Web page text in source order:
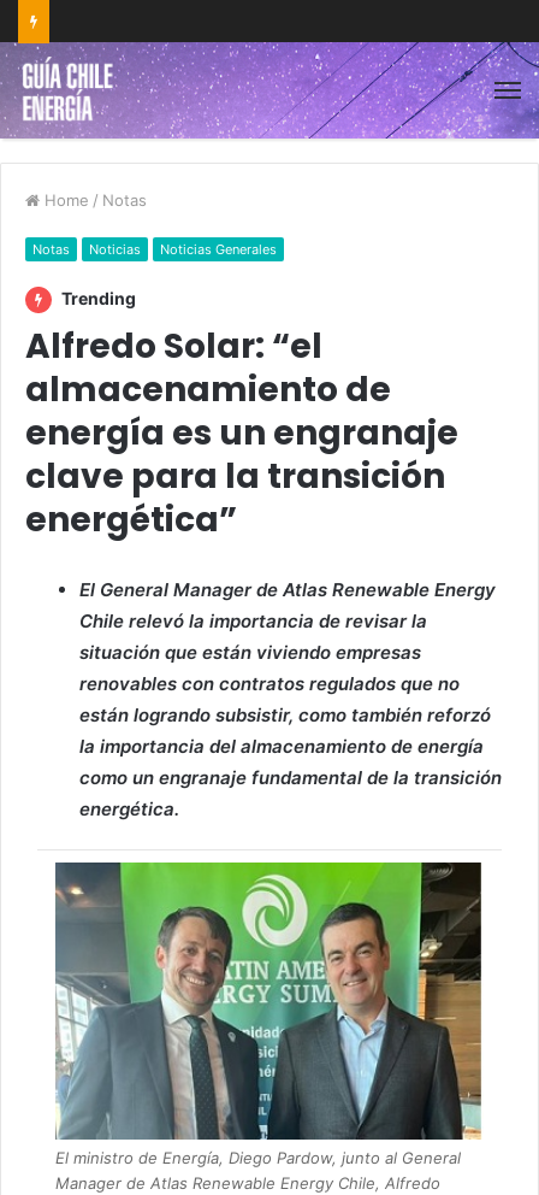
Home / Notas
Notas Noticias Noticias Generales
Trending
Alfredo Solar: “el
almacenamiento de
energía es un engranaje
clave para la transición
energética”
El General Manager de Atlas Renewable Energy
Chile relevó la importancia de revisar la
situación que están viviendo empresas
renovables con contratos regulados que no
están logrando subsistir, como también reforzó
la importancia del almacenamiento de energía
como un engranaje fundamental de la transición
energética.
El ministro de Energía, Diego Pardow, junto al General
Manager de Atlas Renewable Energy Chile, Alfredo